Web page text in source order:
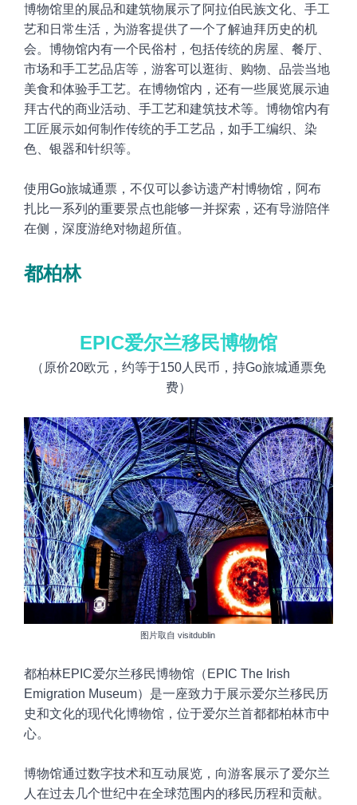
博物馆里的展品和建筑物展示了阿拉伯民族文化、手工
艺和日常生活，为游客提供了一个了解迪拜历史的机
会。博物馆内有一个民俗村，包括传统的房屋、餐厅、
市场和手工艺品店等，游客可以逛街、购物、品尝当地
美食和体验手工艺。在博物馆内，还有一些展览展示迪
拜古代的商业活动、手工艺和建筑技术等。博物馆内有
工匠展示如何制作传统的手工艺品，如手工编织、染
色、银器和针织等。
使用Go旅城通票，不仅可以参访遗产村博物馆，阿布
扎比一系列的重要景点也能够一并探索，还有导游陪伴
在侧，深度游绝对物超所值。
都柏林
EPIC爱尔兰移民博物馆
（原价20欧元 ，约等于150 人民币，持Go旅城通票免
费）
图片取自 visitdublin
都柏林EPIC爱尔兰移民博物馆（EPIC The Irish
Emigration Museum）是一座致力于展示爱尔兰移民历
史和文化的现代化博物馆，位于爱尔兰首都都柏林市中
心。
博物馆通过数字技术和互动展览，向游客展示了爱尔兰
人在过去几个世纪中在全球范围内的移民历程和贡献。